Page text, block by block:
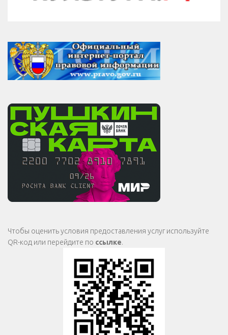
Чтобы оценить условия предоставления услуг используйте
QR-код или перейдите по ссылке.